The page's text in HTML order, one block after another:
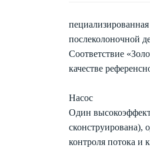
послеколоночной
Соответствие
качестве
Насос
Один
сконструирована),
контроля потока и